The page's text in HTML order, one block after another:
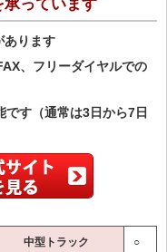
承っています
あります
、フリーダイヤルでの
す（通常は3日から7日
中型トラック ○